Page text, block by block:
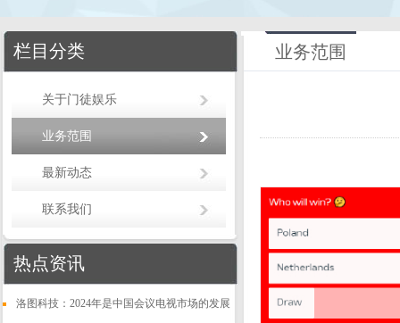
栏目分类
关于门徒娱乐
业务范围
最新动态
联系我们
热点资讯
洛图科技：2024年是中国会议电视市场的发展
业务范围